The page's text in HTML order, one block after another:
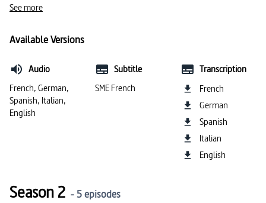
#description de l’image
See more
Available Versions
Audio
French, German,
Spanish, Italian,
English
Subtitle
SME French
Transcription
French
German
Spanish
Italian
English
Season 2 - 5 episodes